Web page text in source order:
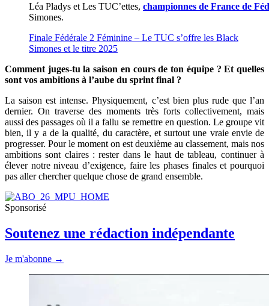
Léa Pladys et Les TUC’ettes, championnes de France de
Simones.
Finale Fédérale 2 Féminine – Le TUC s’offre les Black
Simones et le titre 2025
Comment juges-tu la saison en cours de ton équipe ? Et quelles
sont vos ambitions à l’aube du sprint final ?
La saison est intense. Physiquement, c’est bien plus rude que l’an
dernier. On traverse des moments très forts collectivement, mais
aussi des passages où il a fallu se remettre en question. Le groupe vit
bien, il y a de la qualité, du caractère, et surtout une vraie envie de
progresser. Pour le moment on est deuxième au classement, mais nos
ambitions sont claires : rester dans le haut de tableau, continuer à
élever notre niveau d’exigence, faire les phases finales et pourquoi
pas aller chercher quelque chose de grand ensemble.
Sponsorisé
Soutenez une rédaction indépendante
Je m'abonne →